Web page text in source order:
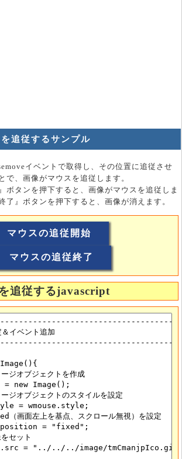
追従するサンプル
イベントで取得し、その位置に追従させ
で、画像がマウスを追従します。
ボタンを押下すると、画像がマウスを追従しま
了』ボタンを押下すると、画像が消えます。
追従するjavascript